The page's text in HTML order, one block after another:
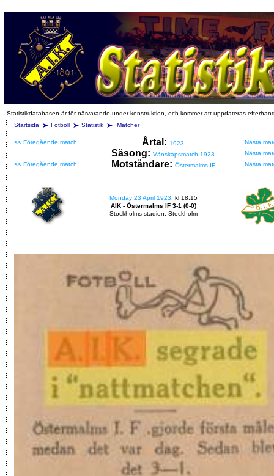
Statistikdatabasen är för närvarande under konstruktion, och kommer att uppdateras
Startsida
Fotboll Statistik Matcher
<< Föregående match Årtal: 1923 Nästa
Säsong: Vänskapsmatch 1923
Nästa
<< Föregående match
Motståndare: Östermalms IF Nästa
Monday 23 April 1923 , kl 18:15
AIK - Östermalms IF 3-1 (0-0)
Stockholms stadion, Stockholm